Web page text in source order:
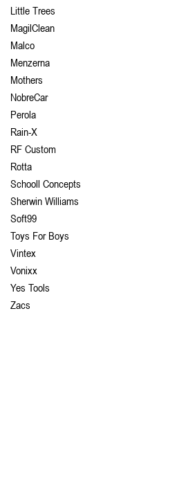
Little Trees
MagilClean
Malco
Menzerna
Mothers
NobreCar
Perola
Rain-X
RF Custom
Rotta
Schooll Concepts
Sherwin Williams
Soft99
Toys For Boys
Vintex
Vonixx
Yes Tools
Zacs